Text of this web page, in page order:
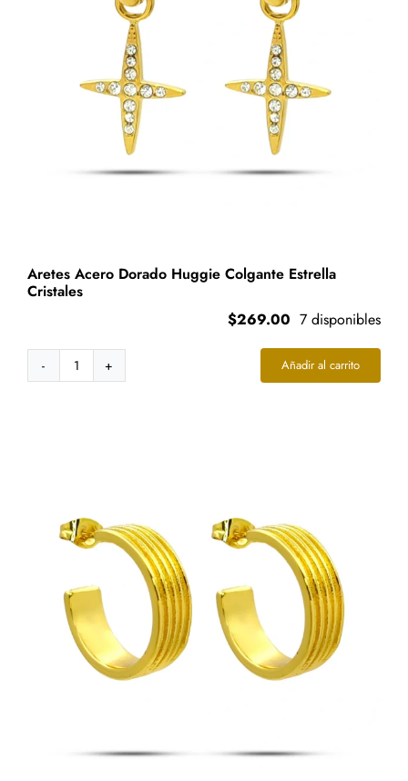
Aretes Acero Dorado Huggie Colgante Estrella
Cristales
$269.00 7 disponibles
Aretes
cantidad
Añadir al carrito